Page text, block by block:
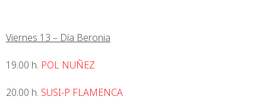
Viernes 13 – Día Beronia
19.00 h. POL NUÑEZ
20.00 h. SUSI-P FLAMENCA